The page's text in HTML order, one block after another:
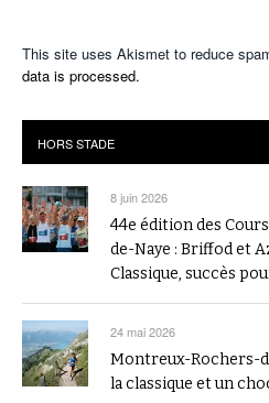
This site uses Akismet to reduce
data is processed.
8 juin 2026
44e édition des
de-Naye : Briffod et
Classique, succès
24 mai 2026
Montreux-Rochers-
la classique et un